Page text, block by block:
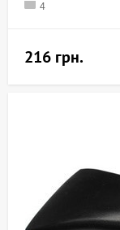
4
216 грн.